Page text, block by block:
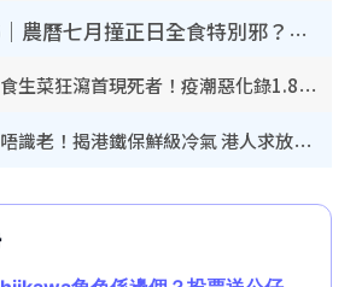
鬼門開2026｜農曆七月撞正日全食特別邪？專家警告切忌做一事！揭4大禁忌+2招保平安
奪命寄生蟲｜食生菜狂瀉首現死者！疫潮惡化錄1.8萬宗病例 揭洗菜3大謬誤
內地客歎港人唔識老！揭港鐵保鮮級冷氣 港人求放過：咪投訴